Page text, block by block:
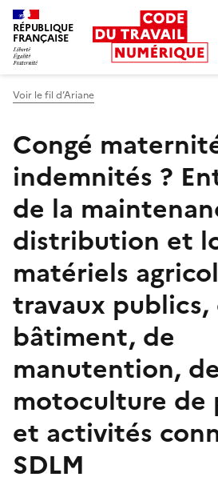
RÉPUBLIQUE
FRANÇAISE
Voir le fil d’Ariane
Congé
indemnités ?
de la
distribution et
matériels
travaux publics,
bâtiment, de
manutention, de
motoculture de
et activités
SDLM